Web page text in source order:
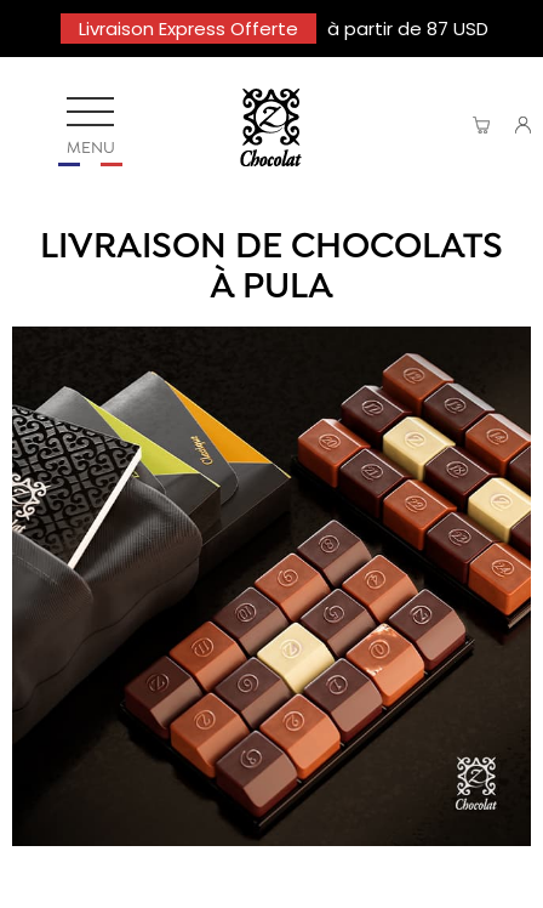
Livraison Express Offerte à partir de 87 USD
MENU
LIVRAISON DE CHOCOLATS
À PULA